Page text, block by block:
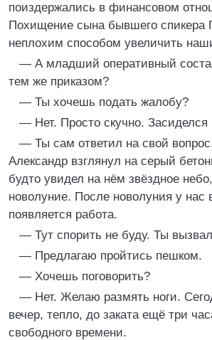
поиздержались в финансовом
Похищение сына бывшего спикера
неплохим способом увеличить
— А младший оперативный
тем же приказом?
— Ты хочешь подать жалобу?
— Нет. Просто скучно. Засиделся
— Ты сам ответил на свой
Александр взглянул на серый
будто увидел на нём звёздное
новолуние. После новолуния у нас
появляется работа.
— Тут спорить не буду. Ты
— Предлагаю пройтись пешком.
— Хочешь поговорить?
— Нет. Желаю размять ноги.
вечер, тепло, до заката ещё три
свободного времени.